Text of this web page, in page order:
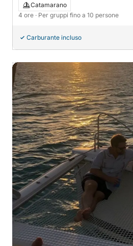
Catamarano
4 ore · Per gruppi fino a 10 persone
Carburante incluso